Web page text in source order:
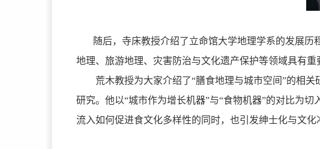
随后，寺床教授介绍了立命馆大学地理学系的发展
地理、旅游地理、灾害防治与文化遗产保护等领域具有
荒木教授为大家介绍了“膳食地理与城市空间”的相
研究。他以“城市作为增长机器”与“食物机器”的对比为
流入如何促进食文化多样性的同时，也引发绅士化与文